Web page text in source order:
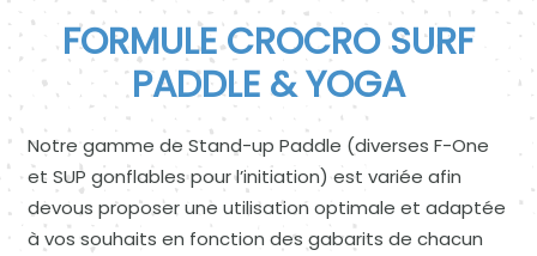
FORMULE CROCRO SURF
PADDLE & YOGA
Notre gamme de Stand-up Paddle (diverses F-One
et SUP gonflables pour l’initiation) est variée afin
devous proposer une utilisation optimale et adaptée
à vos souhaits en fonction des gabarits de chacun